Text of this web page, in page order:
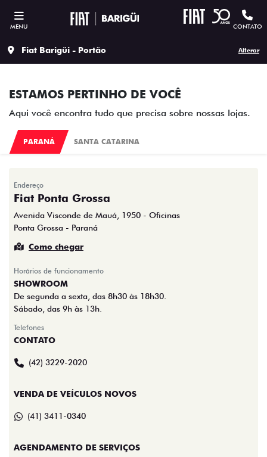
MENU CONTATO
Fiat Barigüi - Portão Alterar
ESTAMOS PERTINHO DE VOCÊ
Aqui você encontra tudo que precisa sobre nossas lojas.
PARANÁ SANTA CATARINA
Endereço
Fiat Ponta Grossa
Avenida Visconde de Mauá, 1950 - Oficinas
Ponta Grossa - Paraná
Como chegar
Horários de funcionamento
SHOWROOM
De segunda a sexta, das 8h30 às 18h30.
Sábado, das 9h às 13h.
Telefones
CONTATO
(42) 3229-2020
VENDA DE VEÍCULOS NOVOS
(41) 3411-0340
AGENDAMENTO DE SERVIÇOS